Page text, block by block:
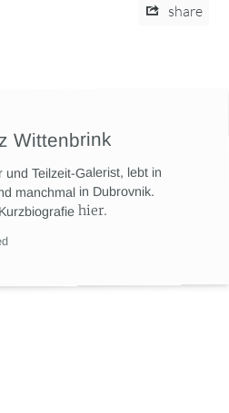
share
Wittenbrink
und Teilzeit-Galerist, lebt in
manchmal in Dubrovnik.
hier.